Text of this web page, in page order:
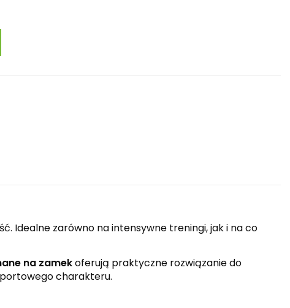
Idealne zarówno na intensywne treningi, jak i na co
na zamekoferują praktyczne rozwiązanie do
charakteru.